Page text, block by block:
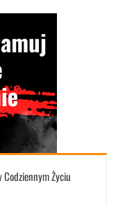
Życiu